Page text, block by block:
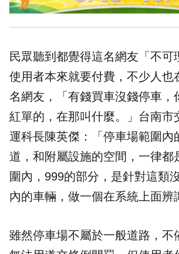
民眾聽到都覺得這名網友「不可
使用者本來就要付費，不少人也
名網友，「有錢買車沒錢停車，
紅單的，在那叫什麼。」台南市
運科長陳英傑：「停車場範圍內
道，和附屬設施的空間，一律都
圍內，999的部分，是針對這類
內的車輛，做一個在系統上面辨
雖然停車場不屬於一般道路，不